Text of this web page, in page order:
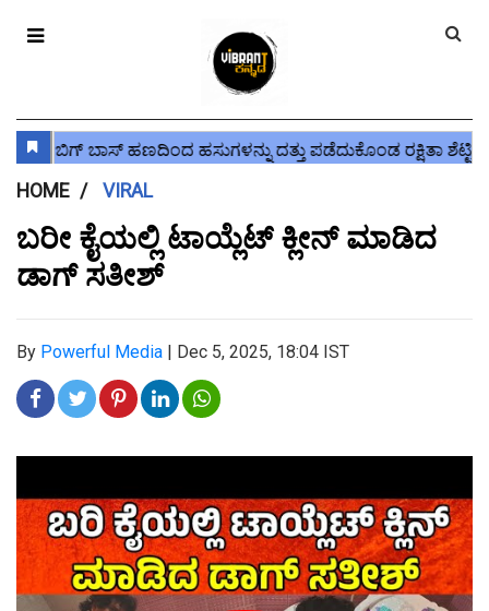
HOME VIRAL
ಬರೀ ಕೈಯಲ್ಲಿ ಟಾಯ್ಲೆಟ್ ಕ್ಲೀನ್ ಮಾಡಿದ
ಡಾಗ್ ಸತೀಶ್
By Powerful Media | Dec 5, 2025, 18:04 IST